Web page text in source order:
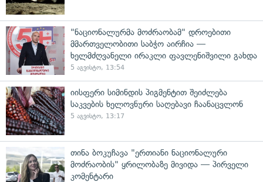
"ნაციონალურმა მოძრაობამ" დროებითი
მმართველობითი საბჭო აირჩია —
ხელმძღვანელი ირაკლი ფავლენიშვილი გახდა
5 აგვისტო, 13:54
იისფერი სიმინდის პიგმენტით შეიძლება
საკვების ხელოვნური საღებავი ჩაანაცვლონ
5 აგვისტო, 13:17
თინა ბოკუჩავა "ერთიანი ნაციონალური
მოძრაობის" ყრილობაზე მივიდა — პირველი
კომენტარი